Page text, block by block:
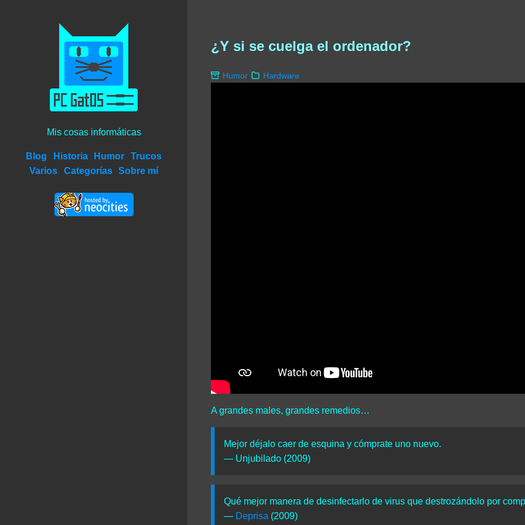
Mis cosas informáticas
Blog Historia Humor
Trucos
Varios
Categorías Sobre mí
¿Y si se cuelga el ordenador?
Humor Hardware
A grandes males, grandes remedios…
Mejor déjalo caer de esquina y cómprate uno nuevo.
— Unjubilado (2009)
Qué mejor manera de desinfectarlo de virus que destrozándolo por
— Deprisa (2009)